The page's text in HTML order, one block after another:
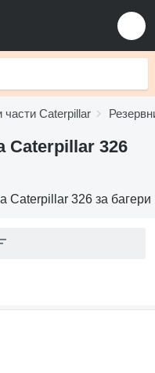
части Caterpillar
Caterpillar 326
Caterpillar 326 за багери